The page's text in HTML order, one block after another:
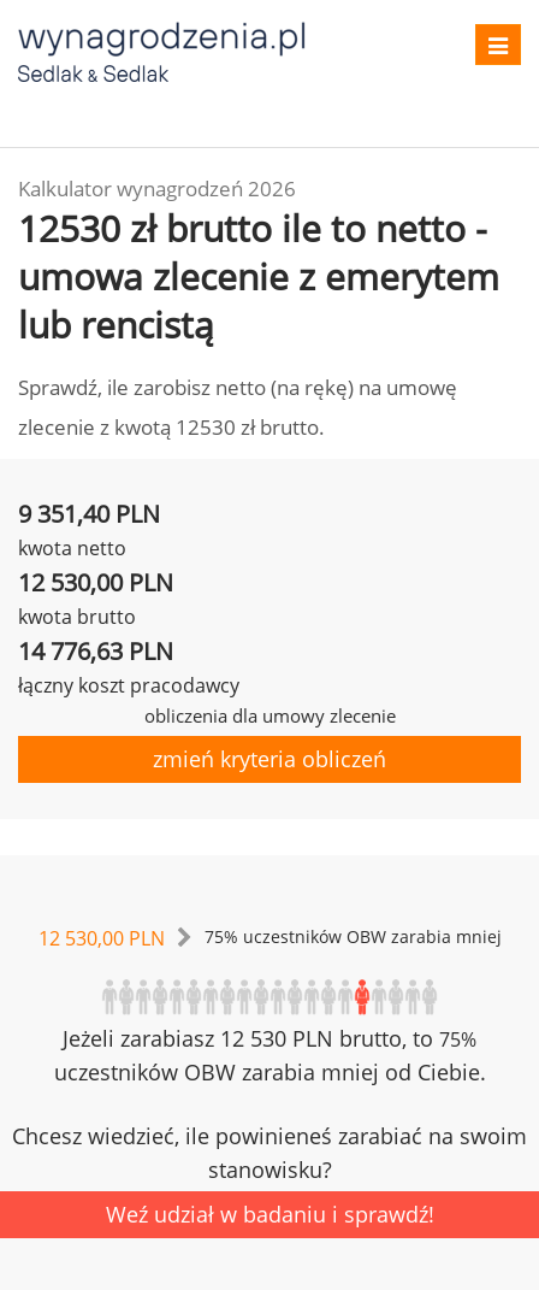
Kalkulator wynagrodzeń 2026
12530 zł brutto ile to netto -
umowa zlecenie z emerytem
lub rencistą
Sprawdź, ile zarobisz netto (na rękę) na umowę
zlecenie z kwotą 12530 zł brutto.
9 351,40 PLN
kwota netto
12 530,00 PLN
kwota brutto
14 776,63 PLN
łączny koszt pracodawcy
obliczenia dla umowy zlecenie
zmień kryteria obliczeń
12 530,00 PLN 75% uczestników OBW zarabia mniej
Jeżeli zarabiasz 12 530 PLN brutto, to 75%
uczestników OBW zarabia mniej od Ciebie.
Chcesz wiedzieć, ile powinieneś zarabiać na swoim
stanowisku?
Weź udział w badaniu i sprawdź!